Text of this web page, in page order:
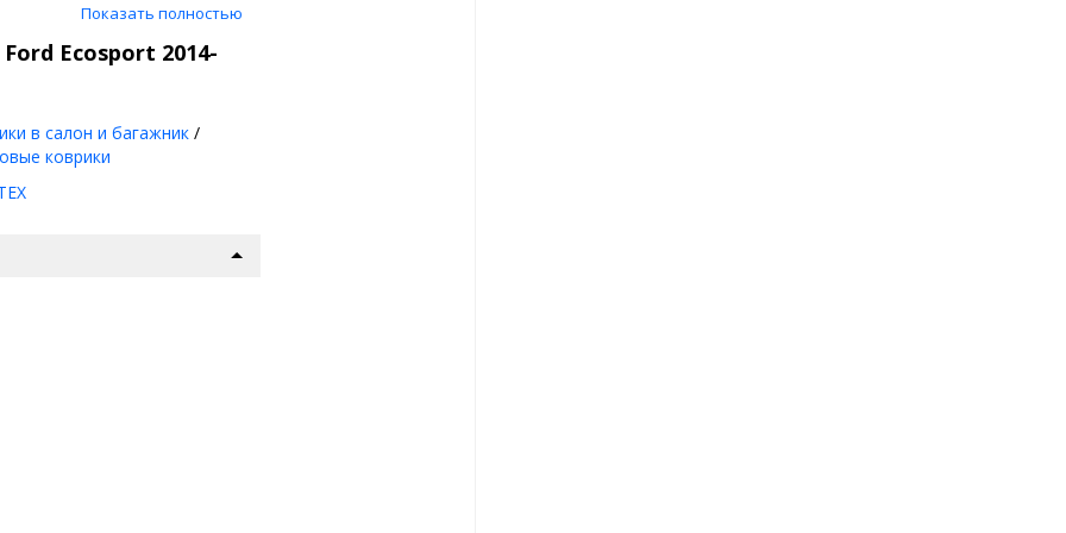
сливается - практичный
осень, зима,
и полиуретановый
не пропускает дальше,
в уходе
Показать полностью
Ecosport 2014-
в салон и багажник /
коврики